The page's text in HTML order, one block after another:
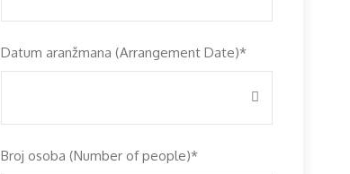
Datum aranžmana (Arrangement Date)*
Broj osoba (Number of people)*